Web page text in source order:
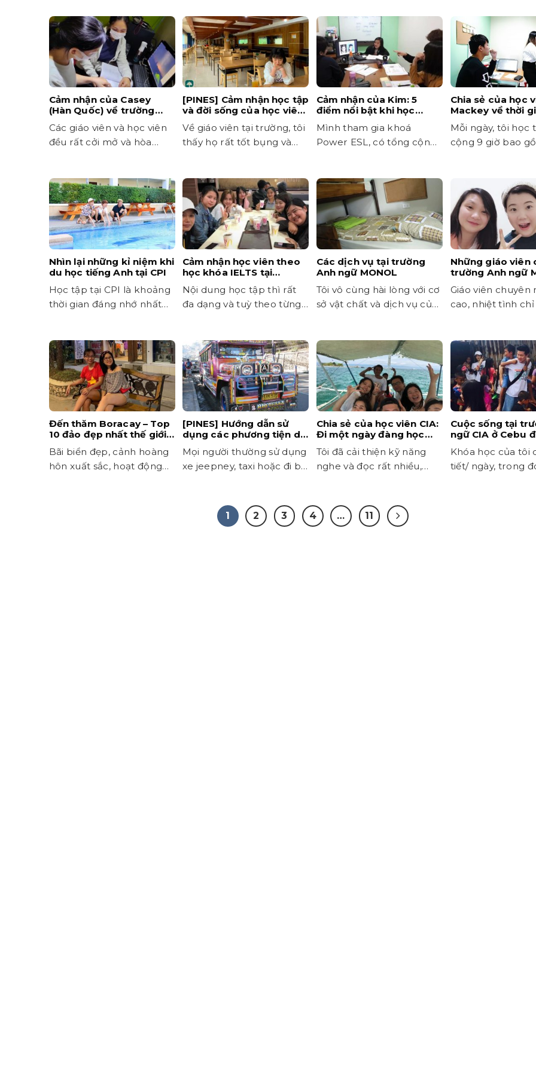
Cảm nhận của Casey
(Hàn Quốc) về trường
Các giáo viên và học viên
đều rất cởi mở và hòa
[PINES] Cảm nhận học tập
và đời sống của học viên
Dara
Về giáo viên tại trường, tôi
thấy họ rất tốt bụng và
Cảm nhận của Kim: 5
điểm nổi bật khi học
Mình tham gia khoá
Power ESL, có tổng cộng
Chia sẻ của học
Mackey về thời
tập tại trường
PINES
Mỗi ngày, tôi học
cộng 9 giờ bao
Nhìn lại những kỉ niệm khi
du học tiếng Anh tại CPI
Học tập tại CPI là khoảng
thời gian đáng nhớ nhất
Cảm nhận học viên theo
học khóa IELTS tại
Nội dung học tập thì rất
đa dạng và tuỳ theo từng
Các dịch vụ tại trường
Anh ngữ MONOL
Tôi vô cùng hài lòng với cơ
sở vật chất và dịch vụ của
Những giáo viên
trường Anh ngữ
Giáo viên chuyên
cao, nhiệt tình chỉ
Đến thăm Boracay – Top
10 đảo đẹp nhất thế giới
cùng học viên trường CIA
Bãi biển đẹp, cảnh hoàng
hôn xuất sắc, hoạt động
[PINES] Hướng dẫn sử
dụng các phương tiện di
du khách tại Baguio
Mọi người thường sử dụng
xe jeepney, taxi hoặc đi bộ
Chia sẻ của học viên CIA:
Đi một ngày đàng học
Tôi đã cải thiện kỹ năng
nghe và đọc rất nhiều,
Cuộc sống tại
ngữ CIA ở Cebu
Khóa học của tôi
tiết/ ngày, trong
1 2 3 4 … 11